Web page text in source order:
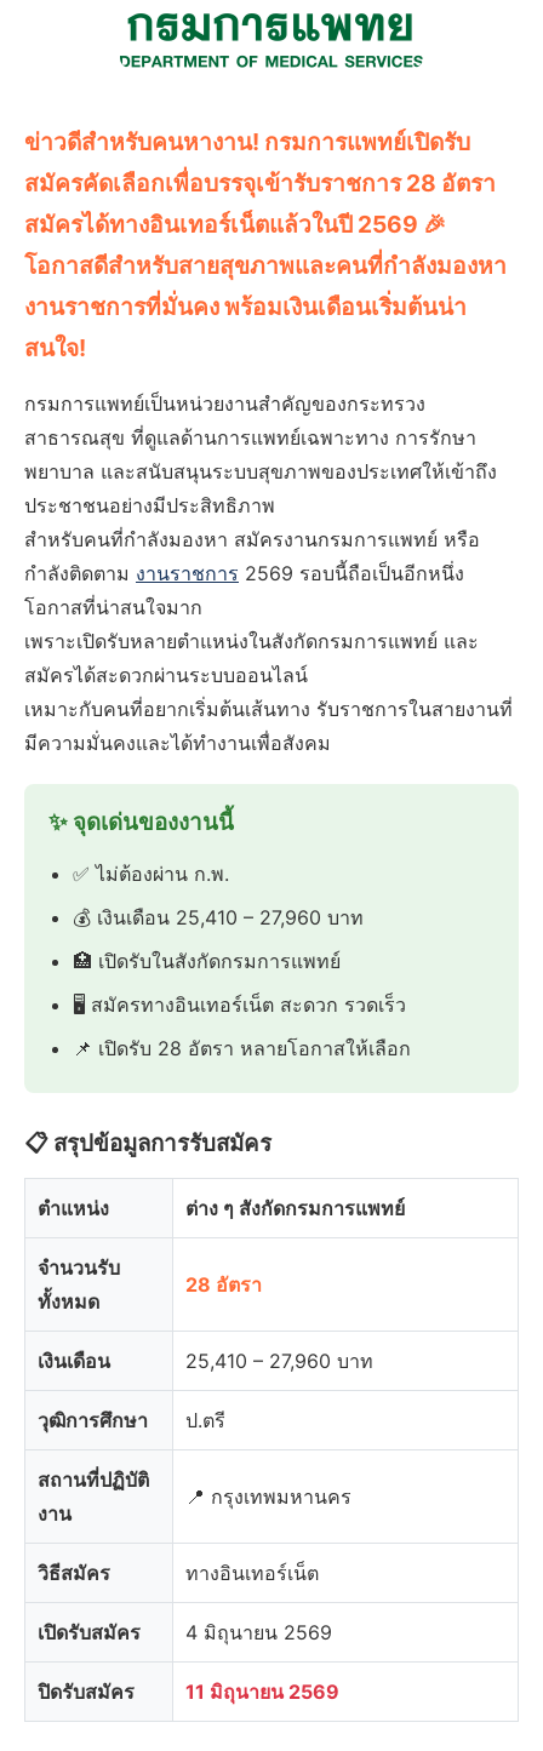
ข่าวดีสำหรับคนหางาน! กรมการแพทย์เปิดรับ
สมัครคัดเลือกเพื่อบรรจุเข้ารับราชการ 28 อัตรา
สมัครได้ทางอินเทอร์เน็ตแล้วในปี 2569 🎉
โอกาสดีสำหรับสายสุขภาพและคนที่กำลังมองหา
งานราชการที่มั่นคง พร้อมเงินเดือนเริ่มต้นน่า
สนใจ!
กรมการแพทย์เป็นหน่วยงานสำคัญของกระทรวง
สาธารณสุข ที่ดูแลด้านการแพทย์เฉพาะทาง การรักษา
พยาบาล และสนับสนุนระบบสุขภาพของประเทศให้เข้าถึง
ประชาชนอย่างมีประสิทธิภาพ
สำหรับคนที่กำลังมองหา สมัครงานกรมการแพทย์ หรือ
กำลังติดตาม งานราชการ 2569 รอบนี้ถือเป็นอีกหนึ่ง
โอกาสที่น่าสนใจมาก
เพราะเปิดรับหลายตำแหน่งในสังกัดกรมการแพทย์ และ
สมัครได้สะดวกผ่านระบบออนไลน์
เหมาะกับคนที่อยากเริ่มต้นเส้นทาง รับราชการในสายงานที่
มีความมั่นคงและได้ทำงานเพื่อสังคม
✨ จุดเด่นของงานนี้
✅ ไม่ต้องผ่าน ก.พ.
💰 เงินเดือน 25,410 – 27,960 บาท
🏥 เปิดรับในสังกัดกรมการแพทย์
🖥️ สมัครทางอินเทอร์เน็ต สะดวก รวดเร็ว
📌 เปิดรับ 28 อัตรา หลายโอกาสให้เลือก
📋 สรุปข้อมูลการรับสมัคร
ตำแหน่ง ต่าง ๆ สังกัดกรมการแพทย์
จำนวนรับ
ทั้งหมด
28 อัตรา
เงินเดือน 25,410 – 27,960 บาท
วุฒิการศึกษา ป.ตรี
สถานที่ปฏิบัติ
งาน
📍 กรุงเทพมหานคร
วิธีสมัคร ทางอินเทอร์เน็ต
เปิดรับสมัคร 4 มิถุนายน 2569
ปิดรับสมัคร 11 มิถุนายน 2569